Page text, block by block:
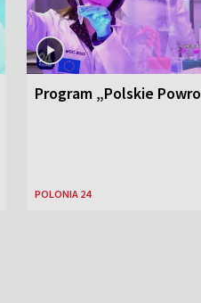
Program „Polskie
POLONIA 24